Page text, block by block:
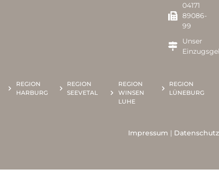
04171
89086-
99
Unser
REGION
HARBURG
REGION
SEEVETAL
REGION
WINSEN
LUHE
REGION
LÜNEBURG
Impressum | Datenschutz